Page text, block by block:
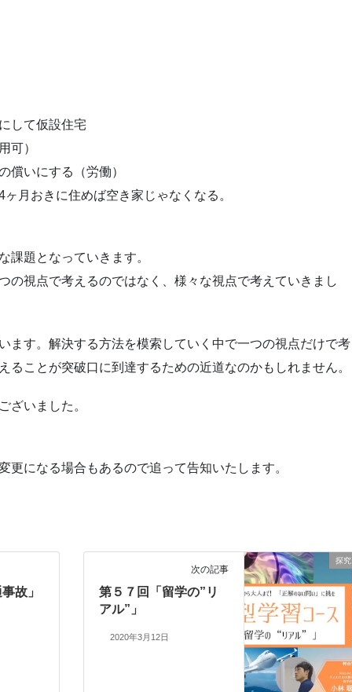
して仮設住宅
可）
償いにする（労働）
月おきに住めば空き家じゃなくなる。
課題となっていきます。
の視点で考えるのではなく、様々な視点で考えていきまし
ます。解決する方法を模索していく中で一つの視点だけで考
ることが突破口に到達するための近道なのかもしれません。
ざいました。
更になる場合もあるので追って告知いたします。
故」
探究
次の記事
第５７回「留学の”リ
アル”」
2020年3月12日